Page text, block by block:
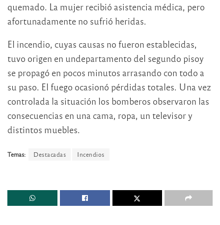
quemado. La mujer recibió asistencia médica, pero
afortunadamente no sufrió heridas.
El incendio, cuyas causas no fueron establecidas,
tuvo origen en undepartamento del segundo pisoy
se propagó en pocos minutos arrasando con todo a
su paso. El fuego ocasionó pérdidas totales. Una vez
controlada la situación los bomberos observaron las
consecuencias en una cama, ropa, un televisor y
distintos muebles.
Temas: Destacadas Incendios